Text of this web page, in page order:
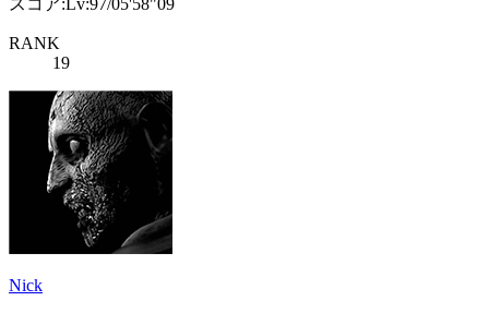
スコア:Lv:97/05'58"09
RANK
19
Nick